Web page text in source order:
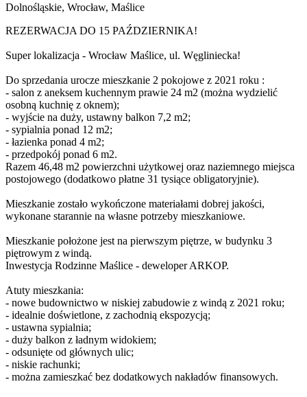
Dolnośląskie, Wrocław, Maślice
REZERWACJA DO 15 PAŹDZIERNIKA!
Super lokalizacja - Wrocław Maślice, ul. Węgliniecka!
Do sprzedania urocze mieszkanie 2 pokojowe z 2021 roku :
- salon z aneksem kuchennym prawie 24 m2 (można wydzielić
osobną kuchnię z oknem);
- wyjście na duży, ustawny balkon 7,2 m2;
- sypialnia ponad 12 m2;
- łazienka ponad 4 m2;
- przedpokój ponad 6 m2.
Razem 46,48 m2 powierzchni użytkowej oraz naziemnego miejsca
postojowego (dodatkowo płatne 31 tysiące obligatoryjnie).
Mieszkanie zostało wykończone materiałami dobrej jakości,
wykonane starannie na własne potrzeby mieszkaniowe.
Mieszkanie położone jest na pierwszym piętrze, w budynku 3
piętrowym z windą.
Inwestycja Rodzinne Maślice - deweloper ARKOP.
Atuty mieszkania:
- nowe budownictwo w niskiej zabudowie z windą z 2021 roku;
- idealnie doświetlone, z zachodnią ekspozycją;
- ustawna sypialnia;
- duży balkon z ładnym widokiem;
- odsunięte od głównych ulic;
- niskie rachunki;
- można zamieszkać bez dodatkowych nakładów finansowych.